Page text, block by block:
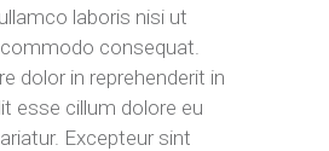
laboris nisi ut
commodo consequat.
dolor in reprehenderit in
esse cillum dolore eu
Excepteur sint